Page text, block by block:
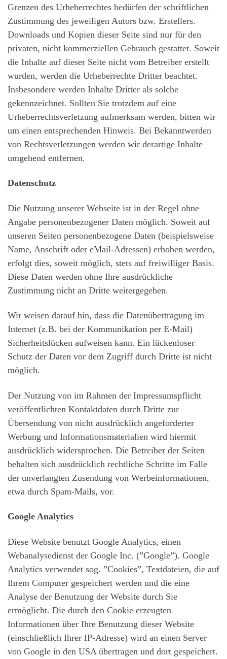
Grenzen des Urheberrechtes bedürfen der schriftlichen
Zustimmung des jeweiligen Autors bzw. Erstellers.
Downloads und Kopien dieser Seite sind nur für den
privaten, nicht kommerziellen Gebrauch gestattet. Soweit
die Inhalte auf dieser Seite nicht vom Betreiber erstellt
wurden, werden die Urheberrechte Dritter beachtet.
Insbesondere werden Inhalte Dritter als solche
gekennzeichnet. Sollten Sie trotzdem auf eine
Urheberrechtsverletzung aufmerksam werden, bitten wir
um einen entsprechenden Hinweis. Bei Bekanntwerden
von Rechtsverletzungen werden wir derartige Inhalte
umgehend entfernen.
Datenschutz
Die Nutzung unserer Webseite ist in der Regel ohne
Angabe personenbezogener Daten möglich. Soweit auf
unseren Seiten personenbezogene Daten (beispielsweise
Name, Anschrift oder eMail-Adressen) erhoben werden,
erfolgt dies, soweit möglich, stets auf freiwilliger Basis.
Diese Daten werden ohne Ihre ausdrückliche
Zustimmung nicht an Dritte weitergegeben.
Wir weisen darauf hin, dass die Datenübertragung im
Internet (z.B. bei der Kommunikation per E-Mail)
Sicherheitslücken aufweisen kann. Ein lückenloser
Schutz der Daten vor dem Zugriff durch Dritte ist nicht
möglich.
Der Nutzung von im Rahmen der Impressumspflicht
veröffentlichten Kontaktdaten durch Dritte zur
Übersendung von nicht ausdrücklich angeforderter
Werbung und Informationsmaterialien wird hiermit
ausdrücklich widersprochen. Die Betreiber der Seiten
behalten sich ausdrücklich rechtliche Schritte im Falle
der unverlangten Zusendung von Werbeinformationen,
etwa durch Spam-Mails, vor.
Google Analytics
Diese Website benutzt Google Analytics, einen
Webanalysedienst der Google Inc. (”Google”). Google
Analytics verwendet sog. ”Cookies”, Textdateien, die auf
Ihrem Computer gespeichert werden und die eine
Analyse der Benutzung der Website durch Sie
ermöglicht. Die durch den Cookie erzeugten
Informationen über Ihre Benutzung dieser Website
(einschließlich Ihrer IP-Adresse) wird an einen Server
von Google in den USA übertragen und dort gespeichert.